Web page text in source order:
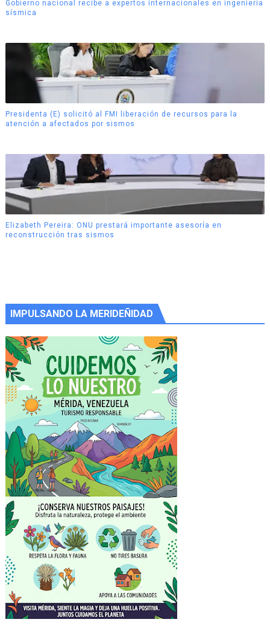
Gobierno nacional recibe a expertos internacionales en ingeniería
sísmica
Presidenta (E) solicitó al FMI liberación de recursos para la
atención a afectados por sismos
Elizabeth Pereira: ONU prestará importante asesoría en
reconstrucción tras sismos
IMPULSANDO LA MERIDEÑIDAD